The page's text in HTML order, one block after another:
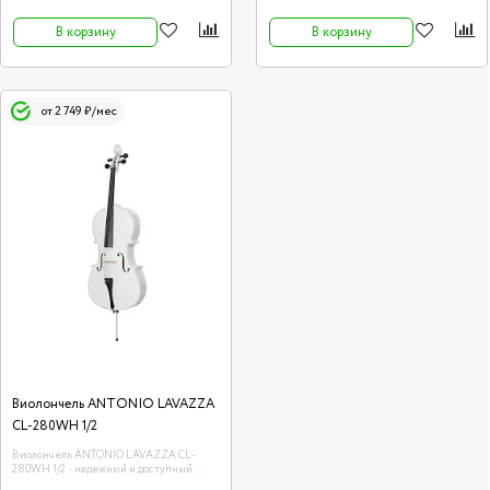
В корзину В корзину
от 2 749 ₽/мес
Виолончель ANTONIO LAVAZZA
CL-280WH 1/2
Виолончель ANTONIO LAVAZZA CL-
280WH 1/2 - надежный и доступный